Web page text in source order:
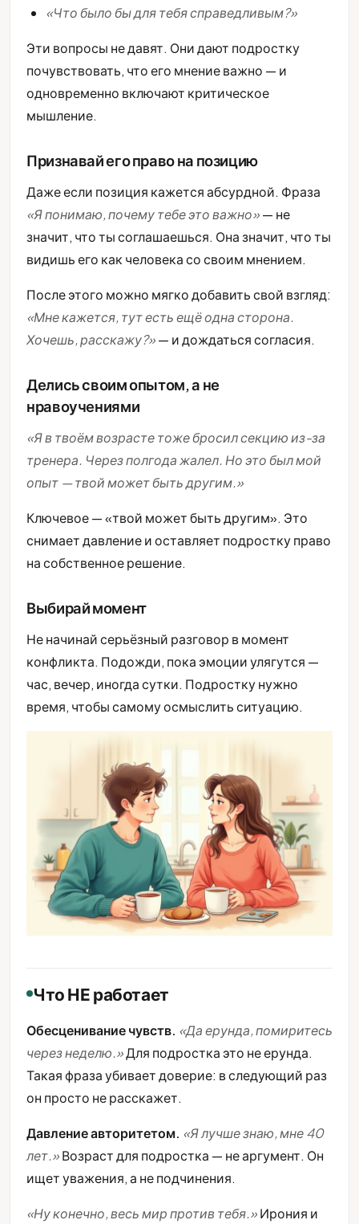
«Что было бы для тебя справедливым?»
Эти вопросы не давят. Они дают подростку
почувствовать, что его мнение важно — и
одновременно включают критическое
мышление.
Признавай его право на позицию
Даже если позиция кажется абсурдной. Фраза
«Я понимаю, почему тебе это важно»— не
значит, что ты соглашаешься. Она значит, что ты
видишь его как человека со своим мнением.
После этого можно мягко добавить свой взгляд:
«Мне кажется, тут есть ещё одна сторона.
Хочешь, расскажу?»— и дождаться согласия.
Делись своим опытом, а не
нравоучениями
«Я в твоём возрасте тоже бросил секцию из-за
тренера. Через полгода жалел. Но это был мой
опыт — твой может быть другим.»
Ключевое — «твой может быть другим». Это
снимает давление и оставляет подростку право
на собственное решение.
Выбирай момент
Не начинай серьёзный разговор в момент
конфликта. Подожди, пока эмоции улягутся —
час, вечер, иногда сутки. Подростку нужно
время, чтобы самому осмыслить ситуацию.
Что НЕ работает
Обесценивание чувств. «Да ерунда, помиритесь
через неделю.»Для подростка это не ерунда.
Такая фраза убивает доверие: в следующий раз
он просто не расскажет.
Давление авторитетом. «Я лучше знаю, мне 40
лет.»Возраст для подростка — не аргумент. Он
ищет уважения, а не подчинения.
«Ну конечно, весь мир против тебя.»Ирония и